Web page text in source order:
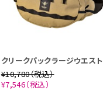
クリークパックラージウエスト
¥10,780（税込）
¥7,546（税込）